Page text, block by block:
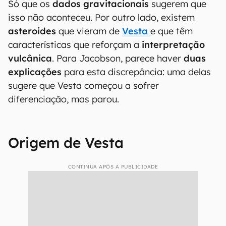
Só que os dados gravitacionais sugerem que
isso não aconteceu. Por outro lado, existem
asteroides que vieram de Vesta e que têm
características que reforçam a interpretação
vulcânica. Para Jacobson, parece haver duas
explicações para esta discrepância: uma delas
sugere que Vesta começou a sofrer
diferenciação, mas parou.
Origem de Vesta
CONTINUA APÓS A PUBLICIDADE